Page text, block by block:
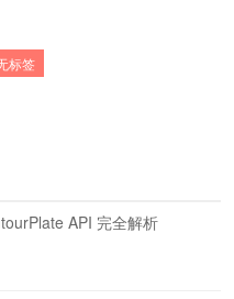
标签
API 完全解析